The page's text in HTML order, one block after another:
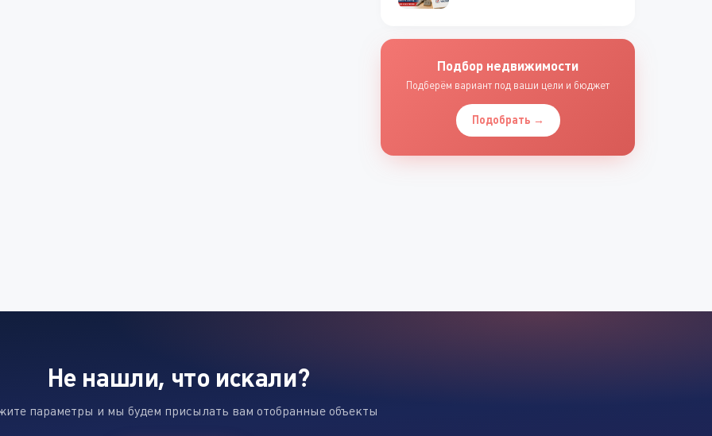
Подбор недвижимости
Подберём вариант под ваши цели и бюджет
Подобрать →
Не нашли, что искали?
параметры и мы будем присылать вам отобранные объекты